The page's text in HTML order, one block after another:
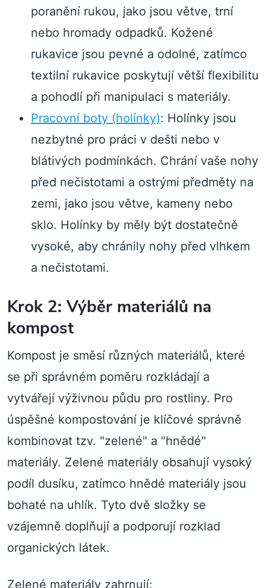
poranění rukou, jako jsou větve, trní
nebo hromady odpadků. Kožené
rukavice jsou pevné a odolné, zatímco
textilní rukavice poskytují větší flexibilitu
a pohodlí při manipulaci s materiály.
Pracovní boty (holínky): Holínky jsou
nezbytné pro práci v dešti nebo v
blátivých podmínkách. Chrání vaše nohy
před nečistotami a ostrými předměty na
zemi, jako jsou větve, kameny nebo
sklo. Holínky by měly být dostatečně
vysoké, aby chránily nohy před vlhkem
a nečistotami.
Krok 2: Výběr materiálů na
kompost
Kompost je směsí různých materiálů, které
se při správném poměru rozkládají a
vytvářejí výživnou půdu pro rostliny. Pro
úspěšné kompostování je klíčové správně
kombinovat tzv. "zelené" a "hnědé"
materiály. Zelené materiály obsahují vysoký
podíl dusíku, zatímco hnědé materiály jsou
bohaté na uhlík. Tyto dvě složky se
vzájemně doplňují a podporují rozklad
organických látek.
Zelené materiály zahrnují: